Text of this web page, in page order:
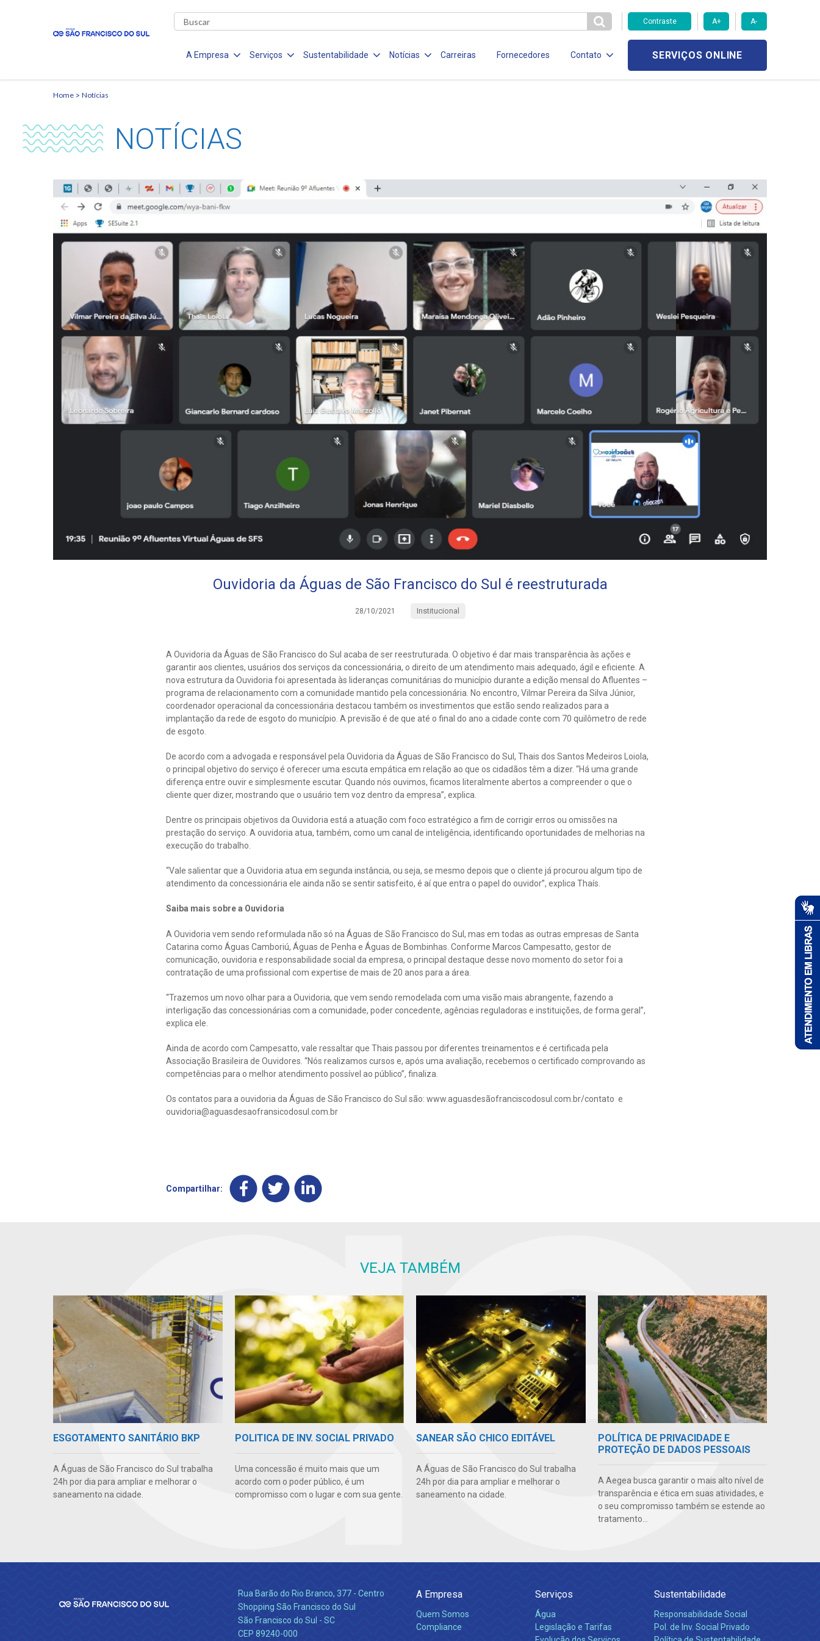
Contraste A+ A-
A Empresa Serviços Sustentabilidade Notícias Carreiras Fornecedores Contato SERVIÇOS ONLINE
Home Notícias
NOTÍCIAS
Ouvidoria da Águas de São Francisco do Sul é reestruturada
28/10/2021 Institucional
A Ouvidoria da Águas de São Francisco do Sul acaba de ser reestruturada. O objetivo é dar mais transparência às ações e
garantir aos clientes, usuários dos serviços da concessionária, o direito de um atendimento mais adequado, ágil e eficiente. A
nova estrutura da Ouvidoria foi apresentada às lideranças comunitárias do município durante a edição mensal do Afluentes –
programa de relacionamento com a comunidade mantido pela concessionária. No encontro, Vilmar Pereira da Silva Júnior,
coordenador operacional da concessionária destacou também os investimentos que estão sendo realizados para a
implantação da rede de esgoto do município. A previsão é de que até o final do ano a cidade conte com 70 quilômetro de rede
de esgoto.
De acordo com a advogada e responsável pela Ouvidoria da Águas de São Francisco do Sul, Thais dos Santos Medeiros Loiola,
o principal objetivo do serviço é oferecer uma escuta empática em relação ao que os cidadãos têm a dizer. “Há uma grande
diferença entre ouvir e simplesmente escutar. Quando nós ouvimos, ficamos literalmente abertos a compreender o que o
cliente quer dizer, mostrando que o usuário tem voz dentro da empresa”, explica.
Dentre os principais objetivos da Ouvidoria está a atuação com foco estratégico a fim de corrigir erros ou omissões na
prestação do serviço. A ouvidoria atua, também, como um canal de inteligência, identificando oportunidades de melhorias na
execução do trabalho.
“Vale salientar que a Ouvidoria atua em segunda instância, ou seja, se mesmo depois que o cliente já procurou algum tipo de
atendimento da concessionária ele ainda não se sentir satisfeito, é aí que entra o papel do ouvidor”, explica Thaís.
Saiba mais sobre a Ouvidoria
A Ouvidoria vem sendo reformulada não só na Águas de São Francisco do Sul, mas em todas as outras empresas de Santa
Catarina como Águas Camboriú, Águas de Penha e Águas de Bombinhas. Conforme Marcos Campesatto, gestor de
comunicação, ouvidoria e responsabilidade social da empresa, o principal destaque desse novo momento do setor foi a
contratação de uma profissional com expertise de mais de 20 anos para a área.
“Trazemos um novo olhar para a Ouvidoria, que vem sendo remodelada com uma visão mais abrangente, fazendo a
interligação das concessionárias com a comunidade, poder concedente, agências reguladoras e instituições, de forma geral”,
explica ele.
Ainda de acordo com Campesatto, vale ressaltar que Thais passou por diferentes treinamentos e é certificada pela
Associação Brasileira de Ouvidores. “Nós realizamos cursos e, após uma avaliação, recebemos o certificado comprovando as
competências para o melhor atendimento possível ao público”, finaliza.
Os contatos para a ouvidoria da Águas de São Francisco do Sul são: www.aguasdesãofranciscodosul.com.br/contato e
ouvidoria@aguasdesaofransicodosul.com.br
Compartilhar:
VEJA TAMBÉM
ESGOTAMENTO SANITÁRIO BKP
A Águas de São Francisco do Sul trabalha
24h por dia para ampliar e melhorar o
saneamento na cidade.
POLITICA DE INV. SOCIAL PRIVADO
Uma concessão é muito mais que um
acordo com o poder público, é um
compromisso com o lugar e com sua gente.
SANEAR SÃO CHICO EDITÁVEL
A Águas de São Francisco do Sul trabalha
24h por dia para ampliar e melhorar o
saneamento na cidade.
POLÍTICA DE PRIVACIDADE E
PROTEÇÃO DE DADOS PESSOAIS
A Aegea busca garantir o mais alto nível de
transparência e ética em suas atividades, e
o seu compromisso também se estende ao
tratamento...
Rua Barão do Rio Branco, 377 - Centro
Shopping São Francisco do Sul
São Francisco do Sul - SC
CEP 89240-000
A Empresa
Quem Somos
Compliance
Serviços
Água
Legislação e Tarifas
Sustentabilidade
Responsabilidade Social
Pol. de Inv. Social Privado